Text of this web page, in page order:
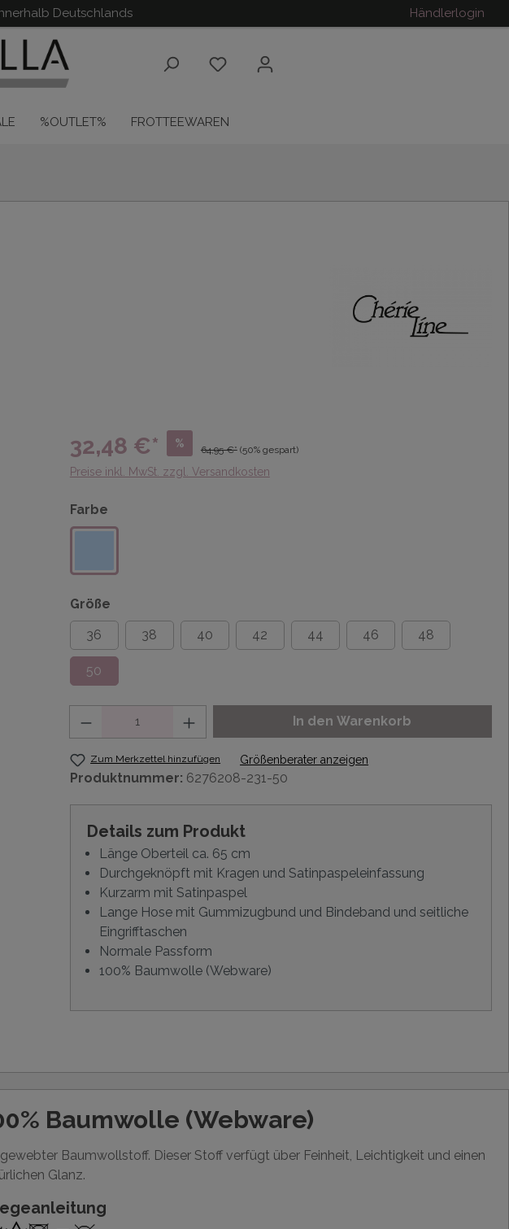
Deutschlands Händlerlogin
%OUTLET% FROTTEEWAREN
32,48 €* %
64,95 €* (50% gespart)
Preise inkl. MwSt. zzgl. Versandkosten
Farbe
Größe
36
38 40 42 44 46 48
50
In den Warenkorb
Zum Merkzettel hinzufügen Größenberater anzeigen
Produktnummer: 6276208-231-50
Details zum Produkt
Länge Oberteil ca. 65 cm
Durchgeknöpft mit Kragen und Satinpaspeleinfassung
Kurzarm mit Satinpaspel
Lange Hose mit Gummizugbund und Bindeband und seitliche
Eingrifftaschen
Normale Passform
100% Baumwolle (Webware)
Baumwolle (Webware)
gewebter Baumwollstoff. Dieser Stoff verfügt über Feinheit, Leichtigkeit und einen
Glanz.